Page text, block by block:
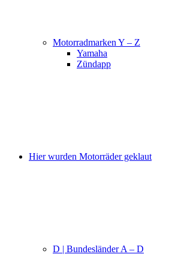
Motorradmarken Y – Z
Yamaha
Zündapp
Hier wurden Motorräder geklaut
D | Bundesländer A – D